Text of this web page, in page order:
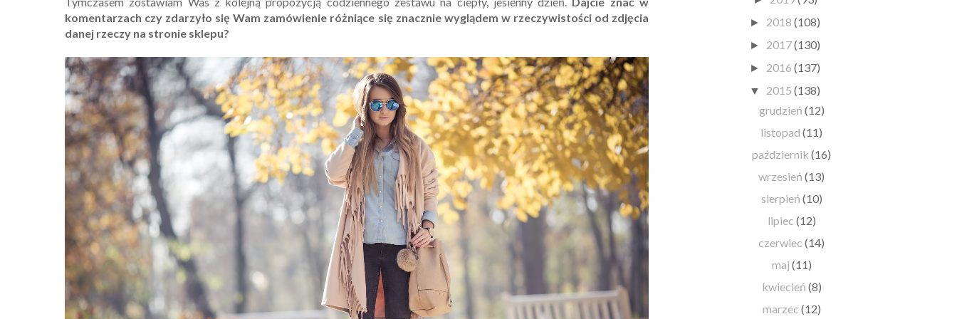
komentarzach czy zdarzyło się Wam zamówienie różniące się znacznie wyglądem w rzeczywistości od zdjęcia
danej rzeczy na stronie sklepu?
► 2018 (108)
► 2017(130)
► 2016 (137)
▼ 2015 (138)
grudzień (12)
listopad(11)
październik(16)
wrzesień(13)
sierpień (10)
lipiec (12)
czerwiec(14)
maj (11)
kwiecień (8)
marzec (12)